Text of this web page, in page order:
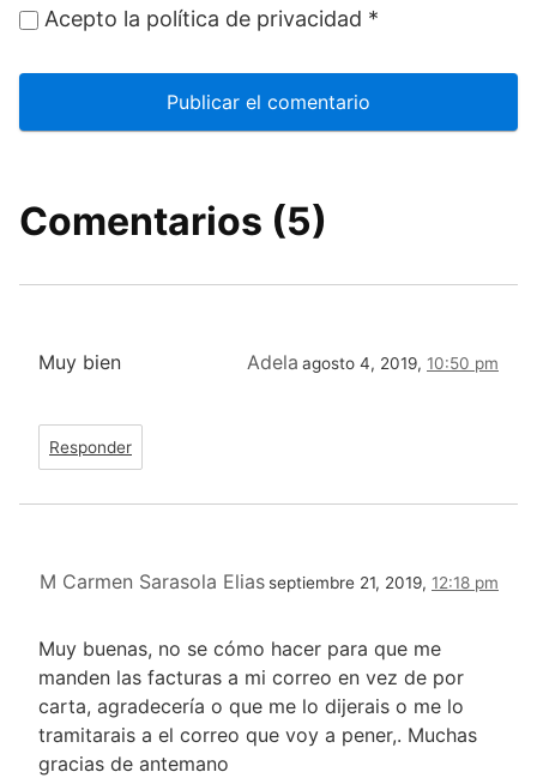
Acepto la política de privacidad *
Comentarios (5)
Adela agosto 4, 2019, 10:50 pm
Muy bien
Responder
M Carmen Sarasola Eliasseptiembre 21, 2019, 12:18 pm
Muy buenas, no se cómo hacer para que me
manden las facturas a mi correo en vez de por
carta, agradecería o que me lo dijerais o me lo
tramitarais a el correo que voy a pener,. Muchas
gracias de antemano